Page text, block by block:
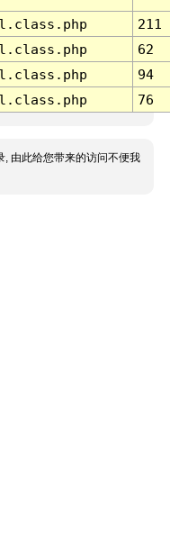
211
62
94
76
, 由此给您带来的访问不便我